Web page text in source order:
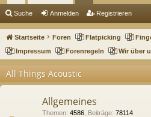
ch
ne
llz
riff
en
Suche Anmelden Registrieren
Startseite Foren Flatpicking
Impressum
Forenregeln Wir über
All Things Acoustic
Allgemeines
Themen: 4586 Beiträge: 78114